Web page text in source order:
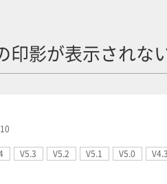
印影が表示されな
V5.3 V5.2 V5.1 V5.0 V4.3